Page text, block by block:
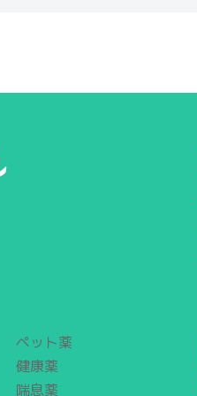
ペット薬
健康薬
喘息薬